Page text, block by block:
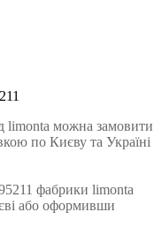
limonta можна замовити
по Києву та Україні
фабрики limonta
або оформивши